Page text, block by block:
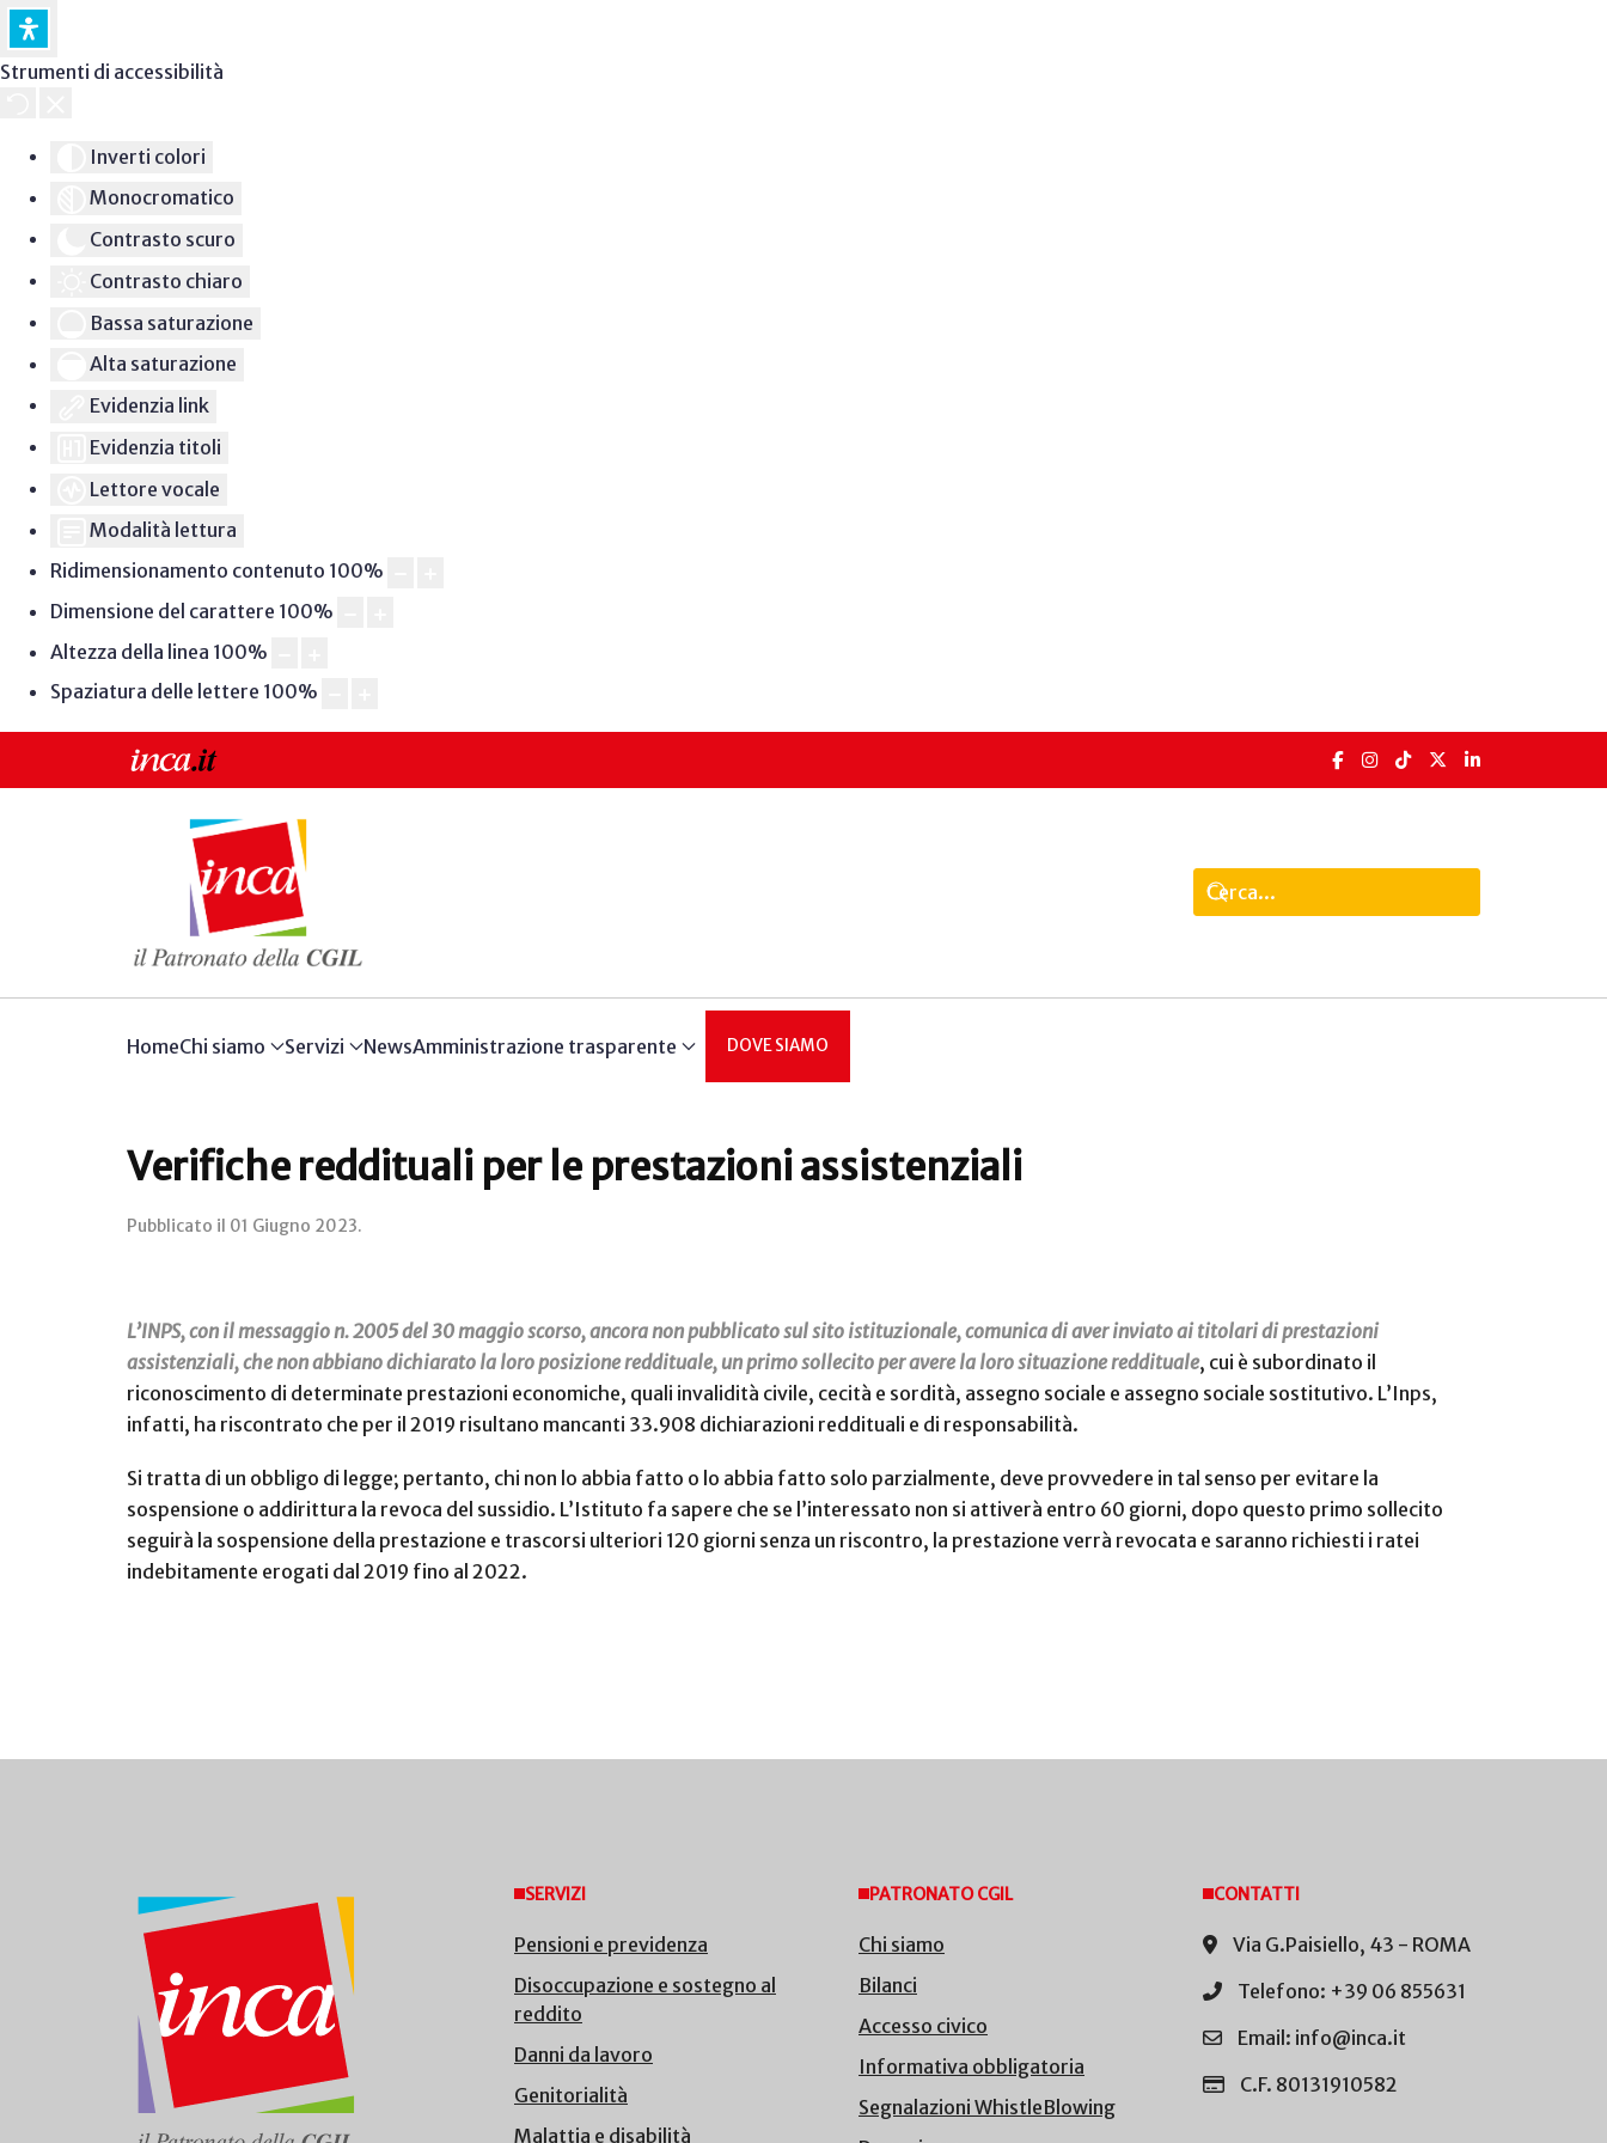
Strumenti di accessibilità
Inverti colori
Monocromatico
Contrasto scuro
Contrasto chiaro
Bassa saturazione
Alta saturazione
Evidenzia link
Evidenzia titoli
Lettore vocale
Modalità lettura
Ridimensionamento contenuto 100%
Dimensione del carattere 100%
Altezza della linea 100%
Spaziatura delle lettere 100%
HomeChi siamo Servizi NewsAmministrazione trasparente DOVE SIAMO
Verifiche reddituali per le prestazioni assistenziali
Pubblicato il 01 Giugno 2023.
L’INPS, con il messaggio n. 2005 del 30 maggio scorso, ancora non pubblicato sul sito istituzionale, comunica di aver inviato ai titolari di prestazioni
assistenziali, che non abbiano dichiarato la loro posizione reddituale, un primo sollecito per avere la loro situazione reddituale, cui è subordinato il
riconoscimento di determinate prestazioni economiche, quali invalidità civile, cecità e sordità, assegno sociale e assegno sociale sostitutivo. L’Inps,
infatti, ha riscontrato che per il 2019 risultano mancanti 33.908 dichiarazioni reddituali e di responsabilità.
Si tratta di un obbligo di legge; pertanto, chi non lo abbia fatto o lo abbia fatto solo parzialmente, deve provvedere in tal senso per evitare la
sospensione o addirittura la revoca del sussidio. L’Istituto fa sapere che se l’interessato non si attiverà entro 60 giorni, dopo questo primo sollecito
seguirà la sospensione della prestazione e trascorsi ulteriori 120 giorni senza un riscontro, la prestazione verrà revocata e saranno richiesti i ratei
indebitamente erogati dal 2019 fino al 2022.
SERVIZI
Pensioni e previdenza
Disoccupazione e sostegno al
reddito
Danni da lavoro
Genitorialità
Malattia e disabilità
PATRONATO CGIL
Chi siamo
Bilanci
Accesso civico
Informativa obbligatoria
Segnalazioni WhistleBlowing
CONTATTI
Via G.Paisiello, 43 - ROMA
Telefono: +39 06 855631
Email: info@inca.it
C.F. 80131910582